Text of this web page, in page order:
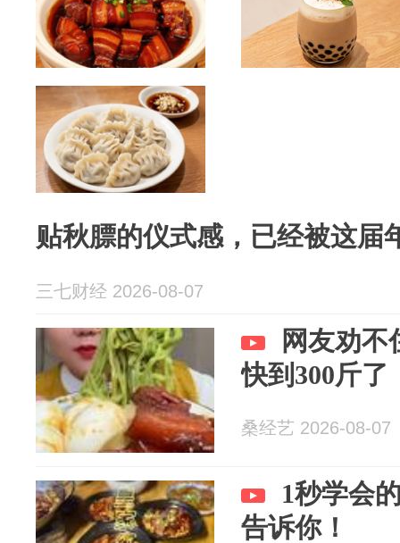
贴秋膘的仪式感，已经被这届
三七财经 2026-08-07
网友劝不
快到300斤了
桑经艺 2026-08-07
1秒学会
告诉你！